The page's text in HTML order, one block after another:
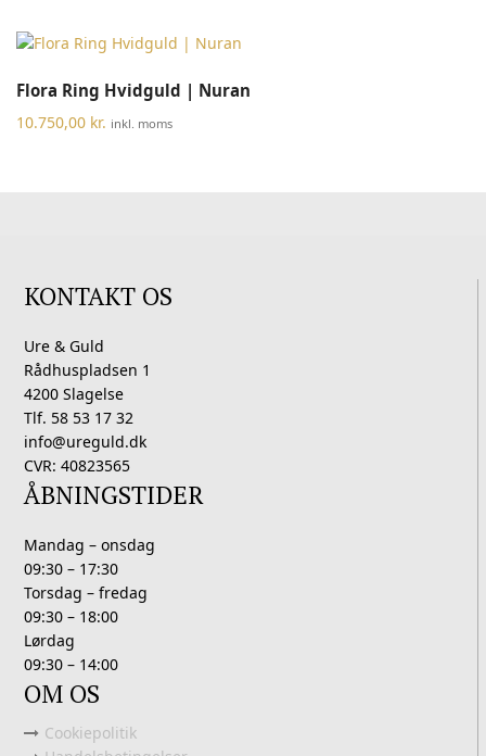
Flora Ring Hvidguld | Nuran
10.750,00 kr. inkl. moms
KONTAKT OS
Ure & Guld
Rådhuspladsen 1
4200 Slagelse
Tlf. 58 53 17 32
info@ureguld.dk
CVR: 40823565
ÅBNINGSTIDER
Mandag – onsdag
09:30 – 17:30
Torsdag – fredag
09:30 – 18:00
Lørdag
09:30 – 14:00
OM OS
Cookiepolitik